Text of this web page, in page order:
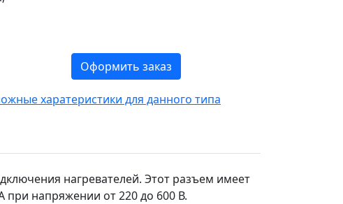
Оформить заказ
харатеристики для данного типа
нагревателей. Этот разъем имеет
при напряжении от 220 до 600 В.